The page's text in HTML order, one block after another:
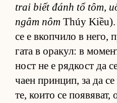
trai biết đánh tổ tôm,
ngâm nôm Thúy Kiều).
се е вкоп­чило в
гата в ора­кул: в
ност не е ряд­кост да
чаен прин­цип, за да
те, ко­ито се